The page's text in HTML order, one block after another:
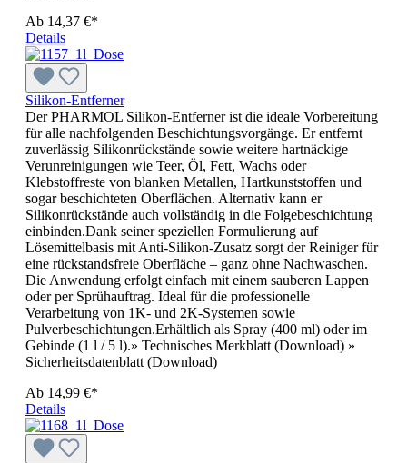
Ab 14,37 €*
Details
Silikon-Entferner
Der PHARMOL Silikon-Entferner ist die ideale Vorbereitung
für alle nachfolgenden Beschichtungsvorgänge. Er entfernt
zuverlässig Silikonrückstände sowie weitere hartnäckige
Verunreinigungen wie Teer, Öl, Fett, Wachs oder
Klebstoffreste von blanken Metallen, Hartkunststoffen und
sogar beschichteten Oberflächen. Alternativ kann er
Silikonrückstände auch vollständig in die Folgebeschichtung
einbinden.Dank seiner speziellen Formulierung auf
Lösemittelbasis mit Anti-Silikon-Zusatz sorgt der Reiniger für
eine rückstandsfreie Oberfläche – ganz ohne Nachwaschen.
Die Anwendung erfolgt einfach mit einem sauberen Lappen
oder per Sprühauftrag. Ideal für die professionelle
Verarbeitung von 1K- und 2K-Systemen sowie
Pulverbeschichtungen.Erhältlich als Spray (400 ml) oder im
Gebinde (1 l / 5 l).» Technisches Merkblatt (Download) »
Sicherheitsdatenblatt (Download)
Ab 14,99 €*
Details